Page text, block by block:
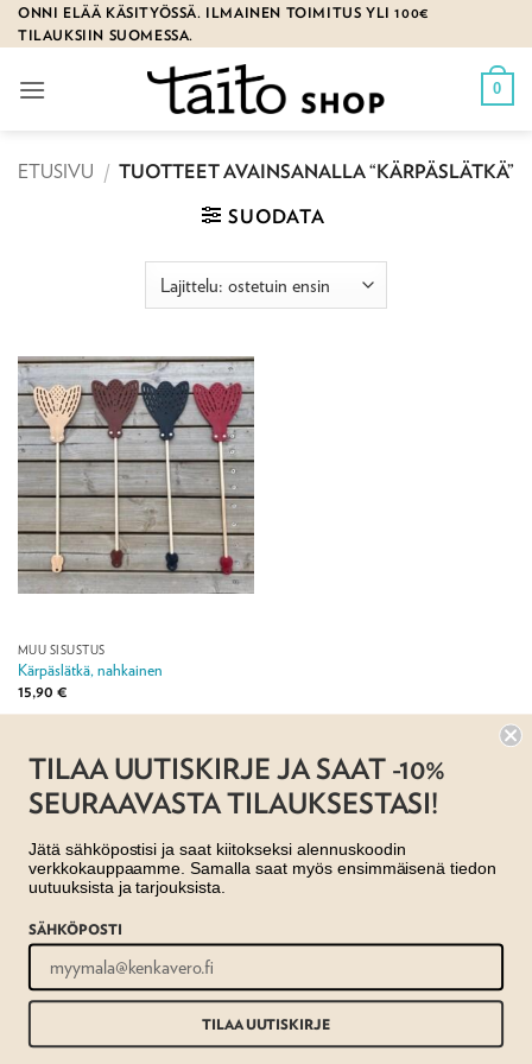
Skip
to
ONNI ELÄÄ KÄSITYÖSSÄ. ILMAINEN TOIMITUS YLI 100€
TILAUKSIIN SUOMESSA.
0
ETUSIVU / TUOTTEET AVAINSANALLA “KÄRPÄSLÄTKÄ”
SUODATA
MUU SISUSTUS
Kärpäslätkä, nahkainen
15,90 €
AJANKOHTAISTA
REKISTERISELOSTE
TILAUS- JA TOIMITUSEHDOT
Copyright 2026 ©Taito shop
TILAA UUTISKIRJE JA SAAT -10%
SEURAAVASTA TILAUKSESTASI!
Jätä sähköpostisi ja saat kiitokseksi alennuskoodin
verkkokauppaamme. Samalla saat myös ensimmäisenä tiedon
uutuuksista ja tarjouksista.
SÄHKÖPOSTI
TILAA UUTISKIRJE